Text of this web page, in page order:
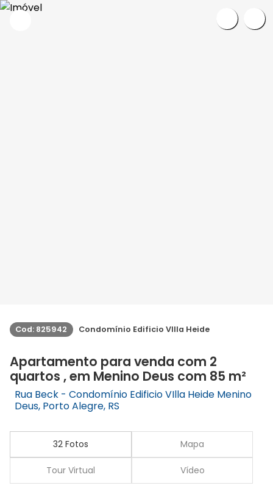
Cod: 825942 Condomínio Edificio VIlla Heide
Apartamento para venda com 2
quartos , em Menino Deus com 85 m²
Rua Beck - Condomínio Edificio VIlla Heide Menino
Deus, Porto Alegre, RS
32 Fotos Mapa
Tour Virtual Vídeo